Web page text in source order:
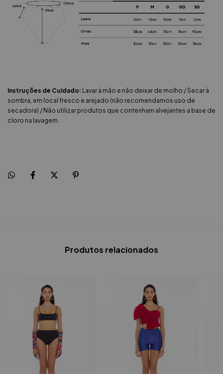
Instruções de Cuidado: Lavar à mão e não deixar de molho / Secar à
sombra, em local fresco e arejado (não recomendamos uso de
secadora) / Não utilizar produtos que contenham alvejantes a base de
cloro na lavagem.
Produtos relacionados